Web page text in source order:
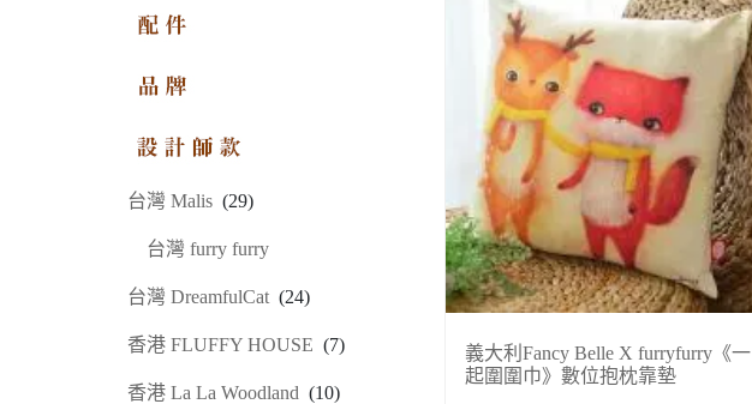
台灣 Malis (29)
台灣 furry furry
台灣 DreamfulCat (24)
香港 FLUFFY HOUSE (7)
香港 La La Woodland (10)
義大利Fancy Belle X furryfurry《一
起圍圍巾》數位抱枕靠墊